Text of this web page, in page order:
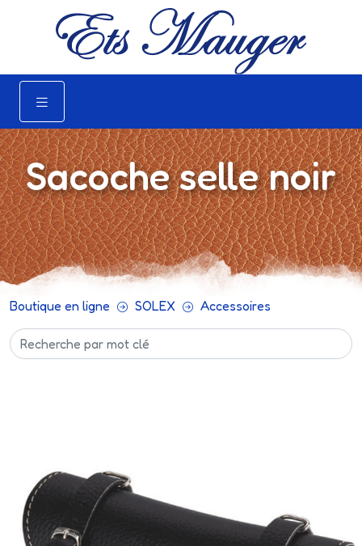
Sacoche selle noir
Boutique en ligne SOLEX Accessoires